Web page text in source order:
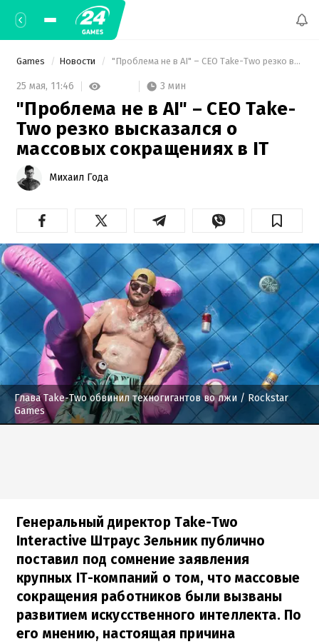
Games Новости "Проблема не в AI" – CEO Take-Two резко высказался о массовых сокращениях в IT
25 мая, 11:46 3 мин
"Проблема не в AI" – CEO Take-
Two резко высказался о
массовых сокращениях в IT
Михаил Года
Глава Take-Two обвинил техногигантов во лжи / Rockstar
Games
Генеральный директор Take-Two
Interactive Штраус Зельник публично
поставил под сомнение заявления
крупных IT-компаний о том, что массовые
сокращения работников были вызваны
развитием искусственного интеллекта. По
его мнению, настоящая причина